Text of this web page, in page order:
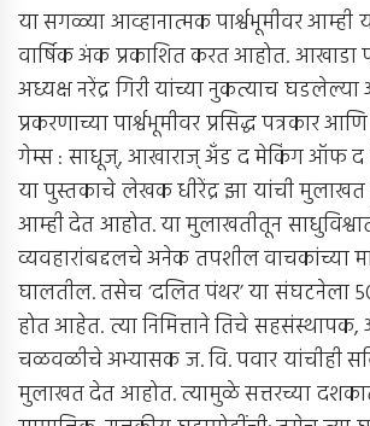
या सगळ्या आव्हानात्मक पार्श्वभूमीवर आम्ही
वार्षिक अंक प्रकाशित करत आहोत. आखाडा
अध्यक्ष नरेंद्र गिरी यांच्या नुकत्याच
प्रकरणाच्या पार्श्वभूमीवर प्रसिद्ध पत्रकार
गेम्स : साधूज्, आखाराज् अँड द मेकिंग ऑफ द
या पुस्तकाचे लेखक धीरेंद्र झा यांची
आम्ही देत आहोत. या मुलाखतीतून
व्यवहारांबद्दलचे अनेक तपशील वाचकांच्या
घालतील. तसेच ‘दलित पंथर’ या संघटनेला
होत आहेत. त्या निमित्ताने तिचे
चळवळीचे अभ्यासक ज. वि. पवार यांचीही
मुलाखत देत आहोत. त्यामुळे सत्तरच्या